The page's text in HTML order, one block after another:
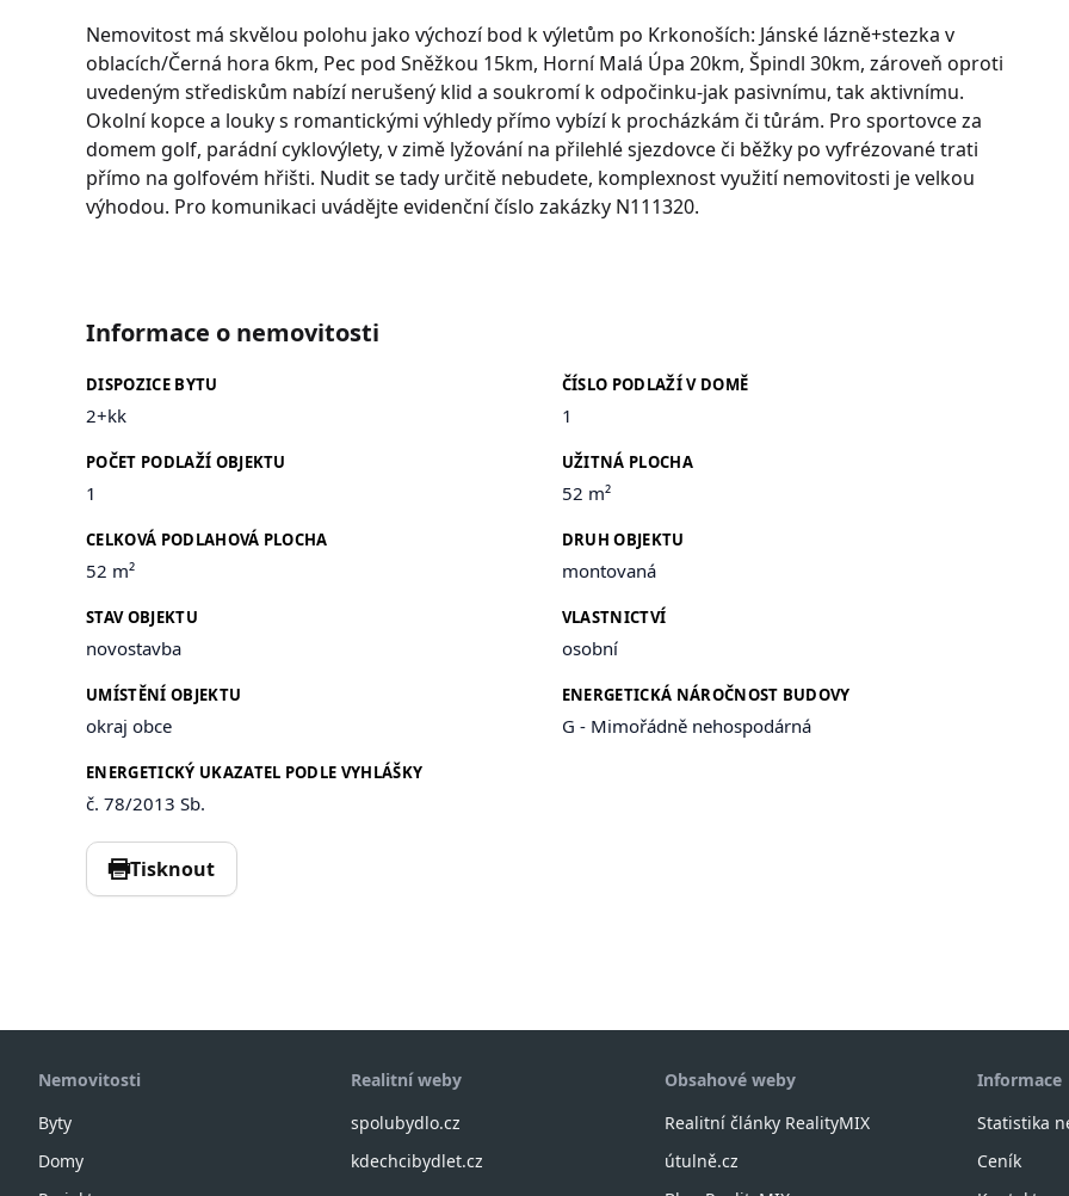
Nemovitost má skvělou polohu jako výchozí bod k výletům po Krkonoších: Jánské lázně+stezka v
oblacích/Černá hora 6km, Pec pod Sněžkou 15km, Horní Malá Úpa 20km, Špindl 30km, zároveň oproti
uvedeným střediskům nabízí nerušený klid a soukromí k odpočinku-jak pasivnímu, tak aktivnímu.
Okolní kopce a louky s romantickými výhledy přímo vybízí k procházkám či tůrám. Pro sportovce za
domem golf, parádní cyklovýlety, v zimě lyžování na přilehlé sjezdovce či běžky po vyfrézované trati
přímo na golfovém hřišti. Nudit se tady určitě nebudete, komplexnost využití nemovitosti je velkou
výhodou. Pro komunikaci uvádějte evidenční číslo zakázky N111320.
Informace o nemovitosti
DISPOZICE BYTU
2+kk
ČÍSLO PODLAŽÍ V DOMĚ
1
POČET PODLAŽÍ OBJEKTU
1
UŽITNÁ PLOCHA
52 m²
CELKOVÁ PODLAHOVÁ PLOCHA
52 m²
DRUH OBJEKTU
montovaná
STAV OBJEKTU
novostavba
VLASTNICTVÍ
osobní
UMÍSTĚNÍ OBJEKTU
okraj obce
ENERGETICKÁ NÁROČNOST BUDOVY
G - Mimořádně nehospodárná
ENERGETICKÝ UKAZATEL PODLE VYHLÁŠKY
č. 78/2013 Sb.
Tisknout
Nemovitosti
Byty
Domy
Realitní weby
spolubydlo.cz
kdechcibydlet.cz
Obsahové weby
Realitní články RealityMIX
útulně.cz
Informace
Statistika
Ceník